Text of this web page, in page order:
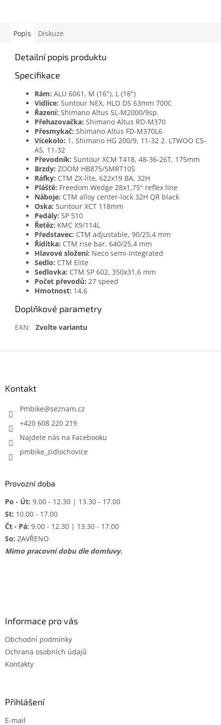
Popis Diskuze
Detailní popis produktu
Specifikace
Rám: ALU 6061, M (16"), L (18")
Vidlice: Suntour NEX, HLO DS 63mm 700C
Řazení: Shimano Altus SL-M2000/9sp.
Přehazovačka: Shimano Altus RD-M370
Přesmykač: Shimano Altus FD-M370L6
Vícekolo: 1. Shimano HG 200/9, 11-32 2. LTWOO CS-
A5, 11-32
Převodník: Suntour XCM T418, 48-36-26T, 175mm
Brzdy: ZOOM HB875/SMRT10S
Ráfky: CTM ZX-lite, 622x19 BA, 32H
Pláště: Freedom Wedge 28x1,75" reflex line
Náboje: CTM alloy center-lock 32H QR black
Oska: Suntour XCT 118mm
Pedály: SP 510
Řetěz: KMC X9/114L
Představec: CTM adjustable, 90/25,4 mm
Řídítka: CTM rise bar, 640/25,4 mm
Hlavové složení: Neco semi-integrated
Sedlo: CTM Elite
Sedlovka: CTM SP 602, 350x31,6 mm
Počet převodů: 27 speed
Hmotnost: 14,6
Doplňkové parametry
EAN: Zvolte variantu
Kontakt
Pmbike@seznam.cz
+420 608 220 219
Najdete nás na Facebooku
pmbike_zidlochovice
Provozní doba
Po - Út: 9.00 - 12.30 | 13.30 - 17.00
St: 10.00 - 17.00
Čt - Pá: 9.00 - 12.30 | 13.30 - 17.00
So: ZAVŘENO
Mimo pracovní dobu dle domluvy.
Informace pro vás
Obchodní podmínky
Ochrana osobních údajů
Kontakty
Přihlášení
E-mail